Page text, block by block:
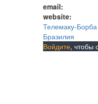
email:
website:
Телемаку-Борба
Бразилия
Войдите, чтобы